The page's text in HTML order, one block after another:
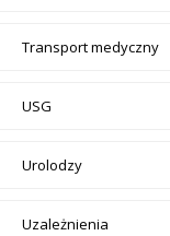
Transport medyczny
USG
Urolodzy
Uzależnienia